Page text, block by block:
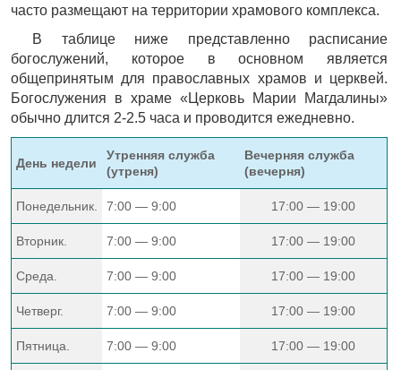
часто размещают на территории храмового комплекса.
В таблице ниже представленно расписание
богослужений, которое в основном является
общепринятым для православных храмов и церквей.
Богослужения в храме «Церковь Марии Магдалины»
обычно длится 2-2.5 часа и проводится ежедневно.
День недели
Утренняя служба
(утреня)
Вечерняя служба
(вечерня)
Понедельник. 7:00 — 9:00 17:00 — 19:00
Вторник. 7:00 — 9:00 17:00 — 19:00
Среда. 7:00 — 9:00 17:00 — 19:00
Четверг. 7:00 — 9:00 17:00 — 19:00
Пятница. 7:00 — 9:00 17:00 — 19:00